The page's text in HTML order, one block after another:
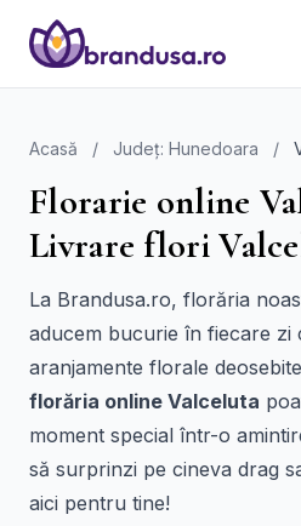
Acasă / Județ: Hunedoara /
Florarie online
Livrare flori
La Brandusa.ro, florăria
aducem bucurie în fiecare zi
aranjamente florale
florăria online Valceluta
moment special într-o
să surprinzi pe cineva drag
aici pentru tine!